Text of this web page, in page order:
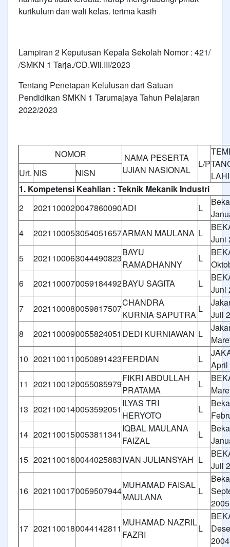
kurikulum dan wali kelas. terima kasih
Lampiran 2 Keputusan Kepala Sekolah Nomor : 421/
/SMKN 1 Tarja./CD.Wil.III/2023
Tentang Penetapan Kelulusan dari Satuan
Pendidikan SMKN 1 Tarumajaya Tahun Pelajaran
2022/2023
NOMOR
NAMA PESERTA
UJIAN NASIONAL
L/P
Urt. NIS
NISN
1. Kompetensi Keahlian : Teknik Mekanik Industri
2
2021100020047860090ADI L
4
2021100053054051657ARMAN MAULANA L
Juni
5
2021100063044490823
BAYU
RAMADHANNY
L
6
2021100070059184492BAYU SAGITA L
Juni
7
2021100080059817507
CHANDRA
KURNIA SAPUTRA
L
Juli
8
2021100090055824051 DEDI KURNIAWAN L
10 2021100110050891423FERDIAN L
April
11 2021100120055085979
FIKRI ABDULLAH
PRATAMA
L
13 2021100140053592051
ILYAS TRI
HERYOTO
L
14 2021100150053811341
IQBAL MAULANA
FAIZAL
L
15 2021100160044025883IVAN JULIANSYAH L
Juli
16 2021100170059507944
MUHAMAD FAISAL
MAULANA
L
2005
17 2021100180044142811
MUHAMAD NAZRIL
FAZRI
L
2004